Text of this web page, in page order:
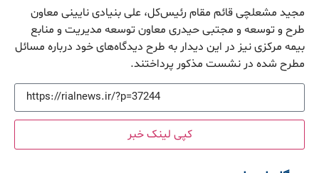
مجید مشعلچی قائم مقام رئیس‌کل، علی بنیادی نایینی معاون
طرح و توسعه و مجتبی حیدری معاون توسعه مدیریت و منابع
بیمه مرکزی نیز در این دیدار به طرح دیدگاه‌های خود درباره مسائل
مطرح شده در نشست مذکور پرداختند.
کپی لینک خبر